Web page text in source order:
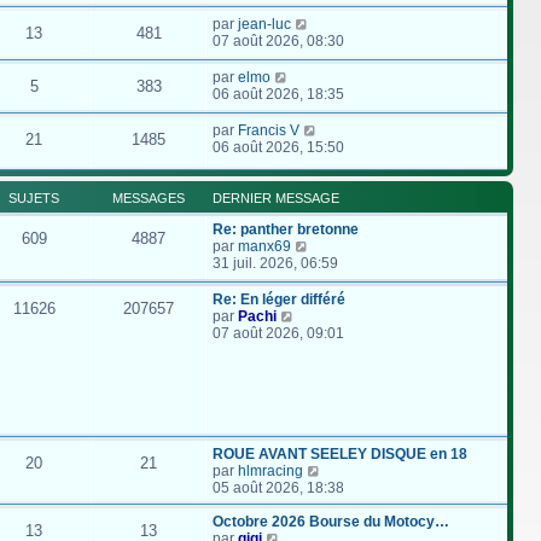
13 481 par jean-luc
07 août 2026, 08:30
5 383 par elmo
06 août 2026, 18:35
21 1485 par Francis V
06 août 2026, 15:50
SUJETS MESSAGES DERNIER MESSAGE
609 4887
Re: panther bretonne
par manx69
o
n
s
l
e
r
n
e
31 juil. 2026, 06:59
11626 207657
Re: En léger différé
par Pachi
o
e
r
l
e
d
e
07 août 2026, 09:01
20 21
ROUE AVANT SEELEY DISQUE en 18
par hlmracing
o
n
s
05 août 2026, 18:38
13 13
Octobre 2026 Bourse du Motocy…